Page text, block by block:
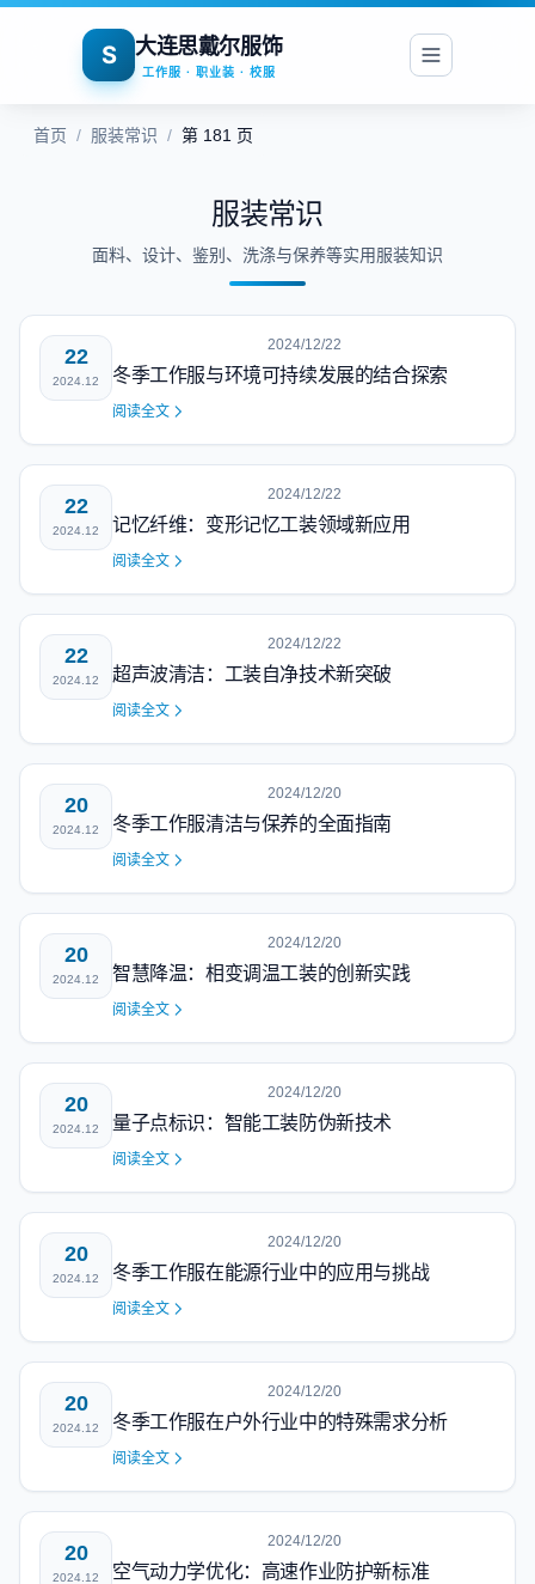
S 大连思戴尔服饰
工作服 · 职业装 · 校服
首页 / 服装常识 / 第 181 页
服装常识
面料、设计、鉴别、洗涤与保养等实用服装知识
22
2024.12
2024/12/22
冬季工作服与环境可持续发展的结合探索
阅读全文
22
2024.12
2024/12/22
记忆纤维：变形记忆工装领域新应用
阅读全文
22
2024.12
2024/12/22
超声波清洁：工装自净技术新突破
阅读全文
20
2024.12
2024/12/20
冬季工作服清洁与保养的全面指南
阅读全文
20
2024.12
2024/12/20
智慧降温：相变调温工装的创新实践
阅读全文
20
2024.12
2024/12/20
量子点标识：智能工装防伪新技术
阅读全文
20
2024.12
2024/12/20
冬季工作服在能源行业中的应用与挑战
阅读全文
20
2024.12
2024/12/20
冬季工作服在户外行业中的特殊需求分析
阅读全文
20
2024.12
2024/12/20
空气动力学优化：高速作业防护新标准